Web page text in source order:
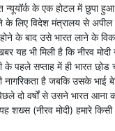
न्यूयॉर्क के एक होटल में
के लिए विदेश मंत्रालय से
के बाद उसे भारत लाने के
यह भी मिली है कि नीरव
के पहले सप्ताह में ही भारत
नागरिकता है जबकि उसके
दो वर्षों से उसने भारत
शख्स (नीरव मोदी) हमारे